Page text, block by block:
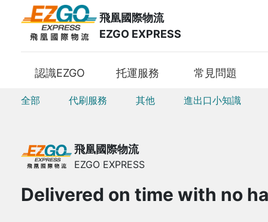
飛凰國際物流
EZGO EXPRESS
認識EZGO 托運服務 常見問題
全部 代刷服務 其他 進出口小知識
飛凰國際物流
EZGO EXPRESS
Delivered on time with no